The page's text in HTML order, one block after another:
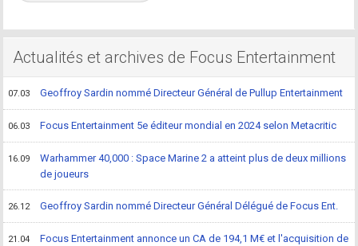
Actualités et archives de Focus Entertainment
07.03 Geoffroy Sardin nommé Directeur Général de Pullup Entertainment
06.03 Focus Entertainment 5e éditeur mondial en 2024 selon Metacritic
16.09
Warhammer 40,000 : Space Marine 2 a atteint plus de deux millions
de joueurs
26.12 Geoffroy Sardin nommé Directeur Général Délégué de Focus Ent.
21.04
Focus Entertainment annonce un CA de 194,1 M€ et l'acquisition de